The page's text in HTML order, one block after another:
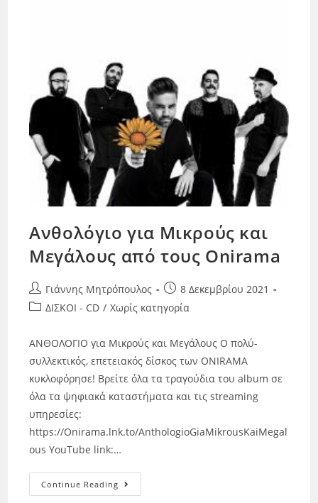
Ανθολόγιο για Μικρούς και
Μεγάλους από τους Onirama
Γιάννης Μητρόπουλος
8 Δεκεμβρίου 2021
ΔΙΣΚΟΙ - CD / Χωρίς κατηγορία
ΑΝΘΟΛΟΓΙΟ για Μικρούς και Μεγάλους Ο πολύ-
συλλεκτικός, επετειακός δίσκος των ONIRAMA
κυκλοφόρησε! Βρείτε όλα τα τραγούδια του album σε
όλα τα ψηφιακά καταστήματα και τις streaming
υπηρεσίες:
https://Onirama.lnk.to/AnthologioGiaMikrousKaiMegal
ous YouTube link:…
Continue Reading